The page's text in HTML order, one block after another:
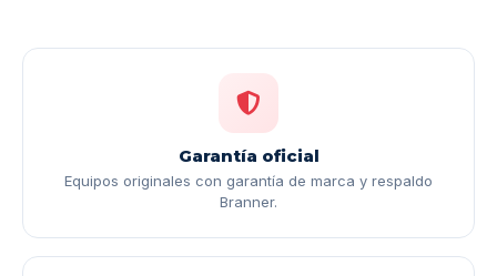
Garantía oficial
Equipos originales con garantía de marca y respaldo
Branner.